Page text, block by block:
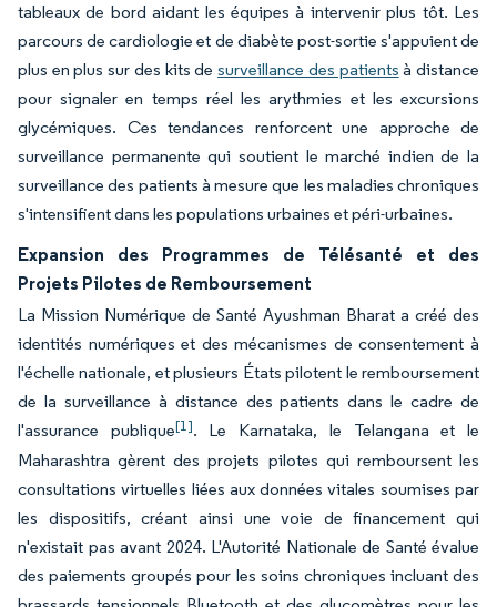
tableaux de bord aidant les équipes à intervenir plus tôt. Les
parcours de cardiologie et de diabète post-sortie s'appuient de
plus en plus sur des kits desurveillance des patients à distance
pour signaler en temps réel les arythmies et les excursions
glycémiques. Ces tendances renforcent une approche de
surveillance permanente qui soutient le marché indien de la
surveillance des patients à mesure que les maladies chroniques
s'intensifient dans les populations urbaines et péri-urbaines.
Expansion des Programmes de Télésanté et des
Projets Pilotes de Remboursement
La Mission Numérique de Santé Ayushman Bharat a créé des
identités numériques et des mécanismes de consentement à
l'échelle nationale, et plusieurs États pilotent le remboursement
de la surveillance à distance des patients dans le cadre de
l'assurance publique[1]. Le Karnataka, le Telangana et le
Maharashtra gèrent des projets pilotes qui remboursent les
consultations virtuelles liées aux données vitales soumises par
les dispositifs, créant ainsi une voie de financement qui
n'existait pas avant 2024. L'Autorité Nationale de Santé évalue
des paiements groupés pour les soins chroniques incluant des